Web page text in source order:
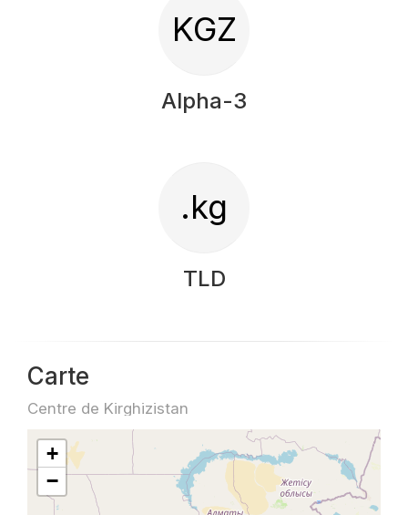
KGZ
Alpha-3
.kg
TLD
Carte
Centre de Kirghizistan
+
−